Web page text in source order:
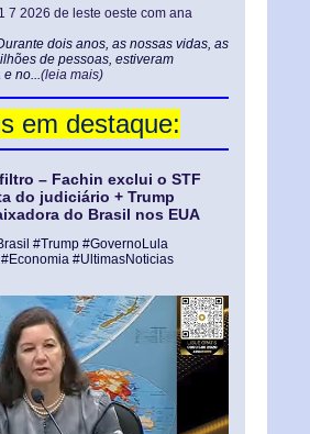
7 2026 de leste oeste com ana
dois anos, as nossas vidas, as
de pessoas, estiveram
no...(leia mais)
em destaque:
– Fachin exclui o STF
do judiciário + Trump
do Brasil nos EUA
#Trump #GovernoLula
#UltimasNoticias